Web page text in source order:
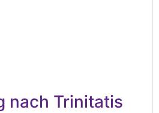
nach Trinitatis